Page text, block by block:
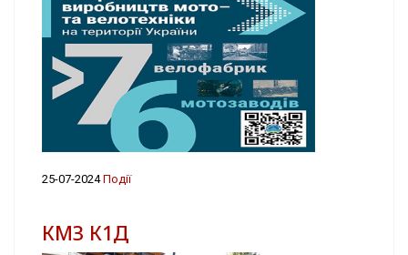
25-07-2024Події
КМЗ К1Д